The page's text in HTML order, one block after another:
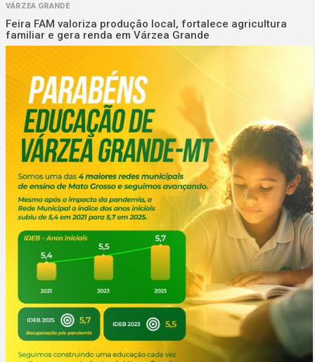
VÁRZEA GRANDE
Feira FAM valoriza produção local, fortalece agricultura
familiar e gera renda em Várzea Grande